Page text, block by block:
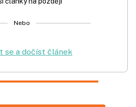
Nebo
se a dočíst článek